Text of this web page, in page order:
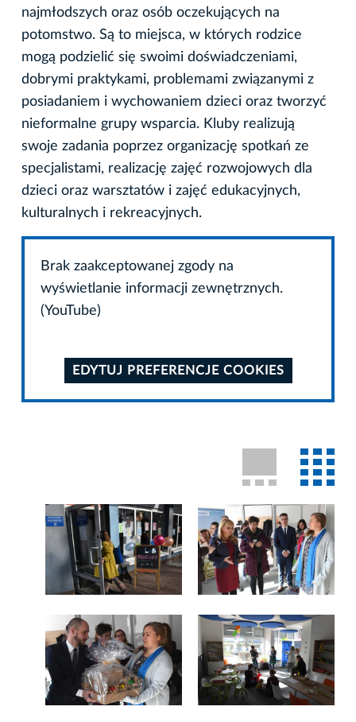
najmłodszych oraz osób oczekujących na
potomstwo. Są to miejsca, w których rodzice
mogą podzielić się swoimi doświadczeniami,
dobrymi praktykami, problemami związanymi z
posiadaniem i wychowaniem dzieci oraz tworzyć
nieformalne grupy wsparcia. Kluby realizują
swoje zadania poprzez organizację spotkań ze
specjalistami, realizację zajęć rozwojowych dla
dzieci oraz warsztatów i zajęć edukacyjnych,
kulturalnych i rekreacyjnych.
Brak zaakceptowanej zgody na
wyświetlanie informacji zewnętrznych.
(YouTube)
EDYTUJ PREFERENCJE COOKIES